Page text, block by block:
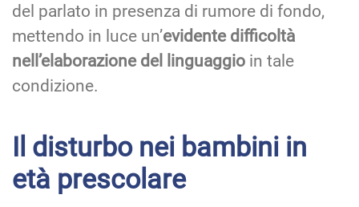
del parlato in presenza di rumore di fondo,
mettendo in luce un’evidente difficoltà
nell’elaborazione del linguaggio in tale
condizione.
Il disturbo nei bambini in
età prescolare